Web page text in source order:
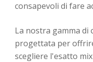
consapevoli di fare
La nostra gamma
progettata per
scegliere l'esatto